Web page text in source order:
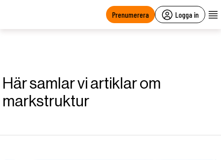
Prenumerera Logga in
Här samlar vi artiklar om
markstruktur